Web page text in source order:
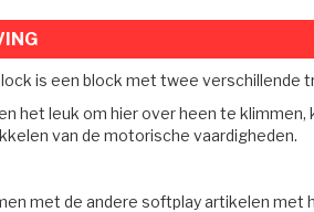
is een block met twee verschillende
het leuk om hier over heen te
van de motorische vaardigheden.
met de andere softplay artikelen